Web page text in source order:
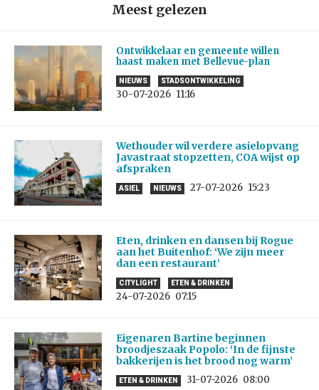
Meest gelezen
Ontwikkelaar en gemeente willen
haast maken met Bellevue-plan
NIEUWS STADSONTWIKKELING
30-07-2026 11:16
Wethouder wil verdere asielopvang
Javastraat stopzetten, COA wijst op
afspraken
ASIEL NIEUWS 27-07-2026 15:23
Eten, drinken en dansen bij Rogue
aan het Buitenhof: ‘We zijn meer
dan een restaurant’
CITYLIGHT ETEN & DRINKEN
24-07-2026 07:15
Eigenaren Bartine beginnen
broodjeszaak Popolo: ‘In de fijnste
bakkerijen is het brood nog warm’
ETEN & DRINKEN 31-07-2026 08:00